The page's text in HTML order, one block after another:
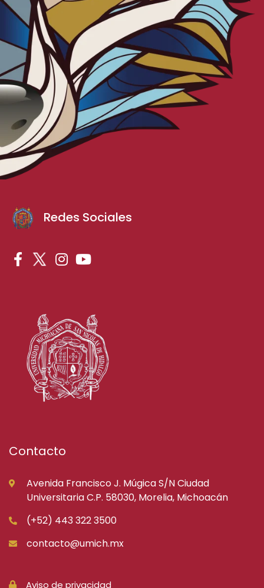
Redes Sociales
Contacto
Avenida Francisco J. Múgica S/N Ciudad
Universitaria C.P. 58030, Morelia, Michoacán
(+52) 443 322 3500
contacto@umich.mx
Aviso de privacidad